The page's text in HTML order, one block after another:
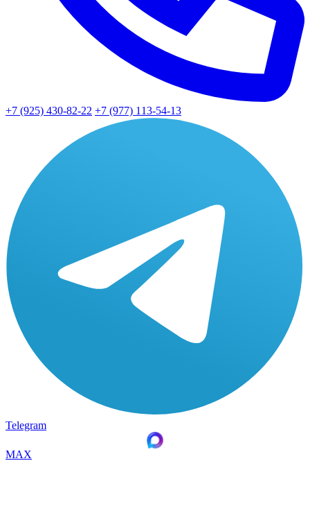
+7 (925) 430-82-22 +7 (977) 113-54-13
Telegram
MAX